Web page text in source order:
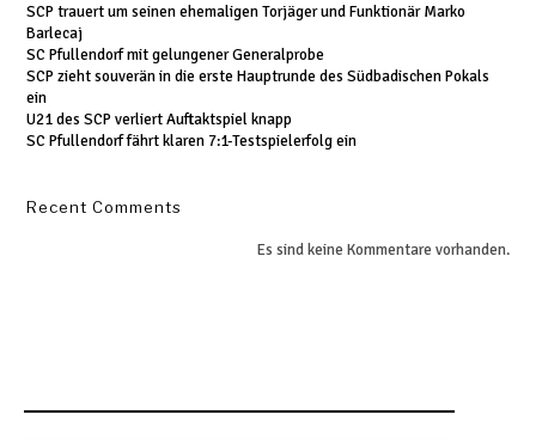
SCP trauert um seinen ehemaligen Torjäger und Funktionär Marko
Barlecaj
SC Pfullendorf mit gelungener Generalprobe
SCP zieht souverän in die erste Hauptrunde des Südbadischen Pokals
ein
U21 des SCP verliert Auftaktspiel knapp
SC Pfullendorf fährt klaren 7:1-Testspielerfolg ein
Recent Comments
Es sind keine Kommentare vorhanden.